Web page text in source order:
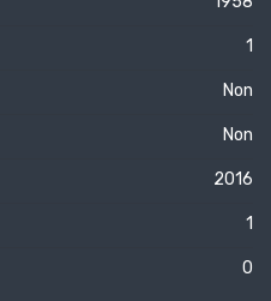
1
Non
Non
2016
1
0